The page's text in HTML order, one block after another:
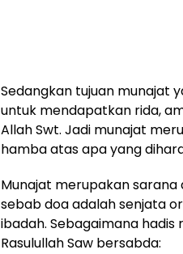
Sedangkan tujuan munajat
untuk mendapatkan rida,
Allah Swt. Jadi munajat
hamba atas apa yang
Munajat merupakan
sebab doa adalah senjata
ibadah. Sebagaimana hadis
Rasulullah Saw bersabda: